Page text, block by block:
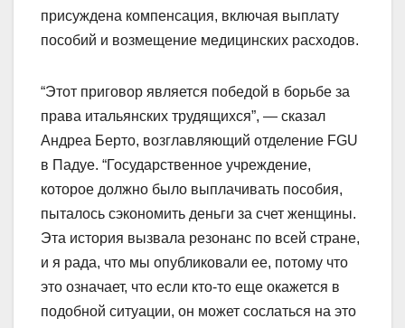
присуждена компенсация, включая выплату
пособий и возмещение медицинских расходов.
“Этот приговор является победой в борьбе за
права итальянских трудящихся”, — сказал
Андреа Берто, возглавляющий отделение FGU
в Падуе. “Государственное учреждение,
которое должно было выплачивать пособия,
пыталось сэкономить деньги за счет женщины.
Эта история вызвала резонанс по всей стране,
и я рада, что мы опубликовали ее, потому что
это означает, что если кто-то еще окажется в
подобной ситуации, он может сослаться на это